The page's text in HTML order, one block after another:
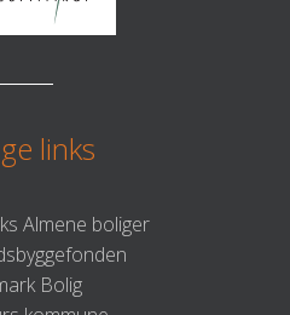
links
Almene boliger
Bolig